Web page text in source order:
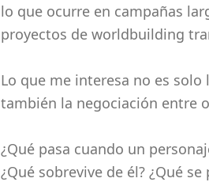
lo que ocurre en campañas
proyectos de worldbuilding
Lo que me interesa no es
también la negociación entre
¿Qué pasa cuando un
¿Qué sobrevive de él? ¿Qué